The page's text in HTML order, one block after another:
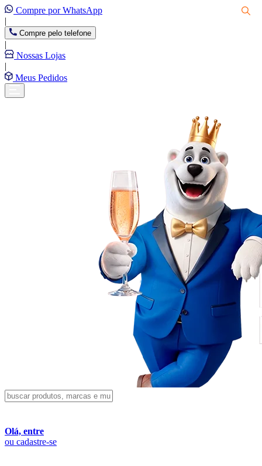
Compre por WhatsApp
|
Compre pelo telefone
|
Nossas Lojas
|
Meus Pedidos
Olá, entre
ou cadastre-se